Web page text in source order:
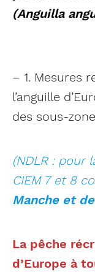
(Anguilla
– 1. Mesures
l’anguille
des sous-
(NDLR : pour
CIEM 7 et 8
Manche et
La pêche
d’Europe à